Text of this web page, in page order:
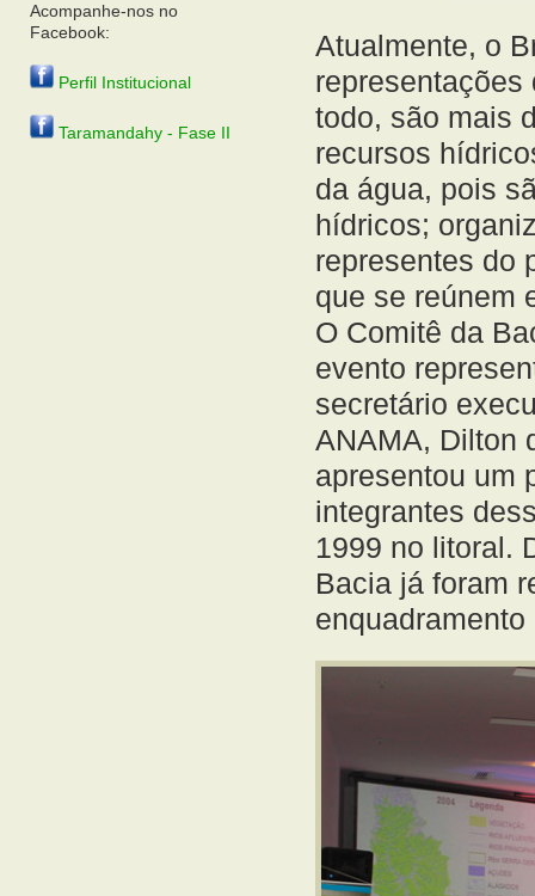
Acompanhe-nos no
Facebook:
Perfil Institucional
Taramandahy - Fase II
Atualmente, o
todo, são mais
recursos
da água, pois
hídricos;
representes do
que se reúnem
O Comitê da
evento
secretário
ANAMA, Dilton
apresentou um
integrantes
1999 no litoral.
Bacia já foram